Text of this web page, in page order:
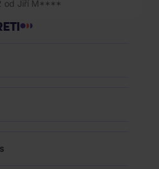
od Jiří M****